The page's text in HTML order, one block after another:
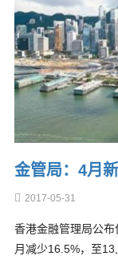
金管局：4月
2017-05-31
香港金融管理局公
月减少16.5%，至